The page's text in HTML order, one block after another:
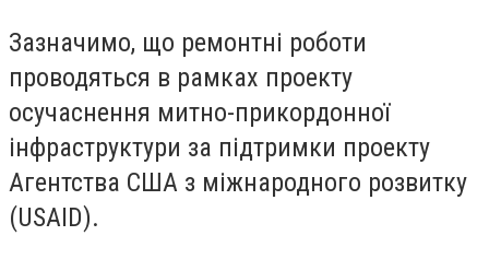
Зазначимо, що ремонтні роботи
проводяться в рамках проекту
осучаснення митно-прикордонної
інфраструктури за підтримки проекту
Агентства США з міжнародного розвитку
(USAID).